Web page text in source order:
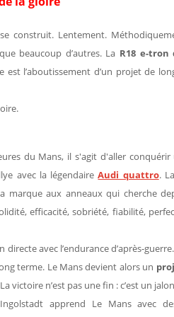
construit. Lentement.
beaucoup d’autres. La R18 e-
l’aboutissement d’un projet de
du Mans, il s'agit d'aller
avec la légendaireAudi quattro.
marque aux anneaux qui cherche
efficacité, sobriété, fiabilité,
avec l’endurance d’après-
terme. Le Mans devient alors un
victoire n’est pas une fin : c’est un
apprend Le Mans avec